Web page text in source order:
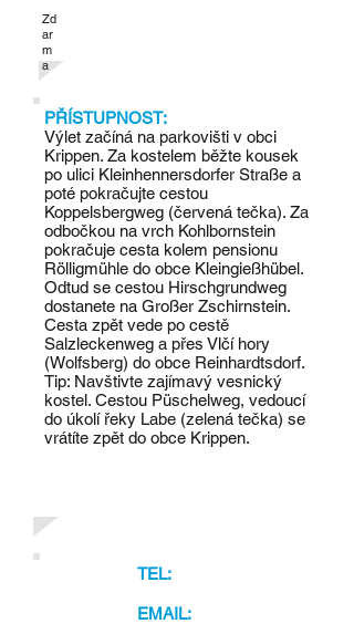
Zd
ar
m
a
PŘÍSTUPNOST:
Výlet začíná na parkovišti v obci
Krippen. Za kostelem běžte kousek
po ulici Kleinhennersdorfer Straße a
poté pokračujte cestou
Koppelsbergweg (červená tečka). Za
odbočkou na vrch Kohlbornstein
pokračuje cesta kolem pensionu
Rölligmühle do obce Kleingießhübel.
Odtud se cestou Hirschgrundweg
dostanete na Großer Zschirnstein.
Cesta zpět vede po cestě
Salzleckenweg a přes Vlčí hory
(Wolfsberg) do obce Reinhardtsdorf.
Tip: Navštivte zajímavý vesnický
kostel. Cestou Püschelweg, vedoucí
do úkolí řeky Labe (zelená tečka) se
vrátíte zpět do obce Krippen.
TEL:
EMAIL: